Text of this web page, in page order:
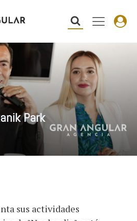
Park
sus actividades